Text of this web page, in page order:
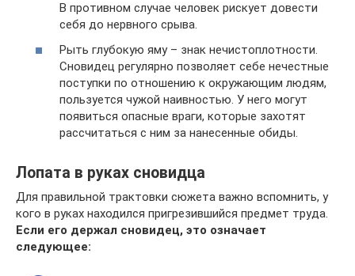
В противном случае человек рискует довести
себя до нервного срыва.
Рыть глубокую яму – знак нечистоплотности.
Сновидец регулярно позволяет себе нечестные
поступки по отношению к окружающим людям,
пользуется чужой наивностью. У него могут
появиться опасные враги, которые захотят
рассчитаться с ним за нанесенные обиды.
Лопата в руках сновидца
Для правильной трактовки сюжета важно вспомнить, у
кого в руках находился пригрезившийся предмет труда.
Если его держал сновидец, это означает
следующее: